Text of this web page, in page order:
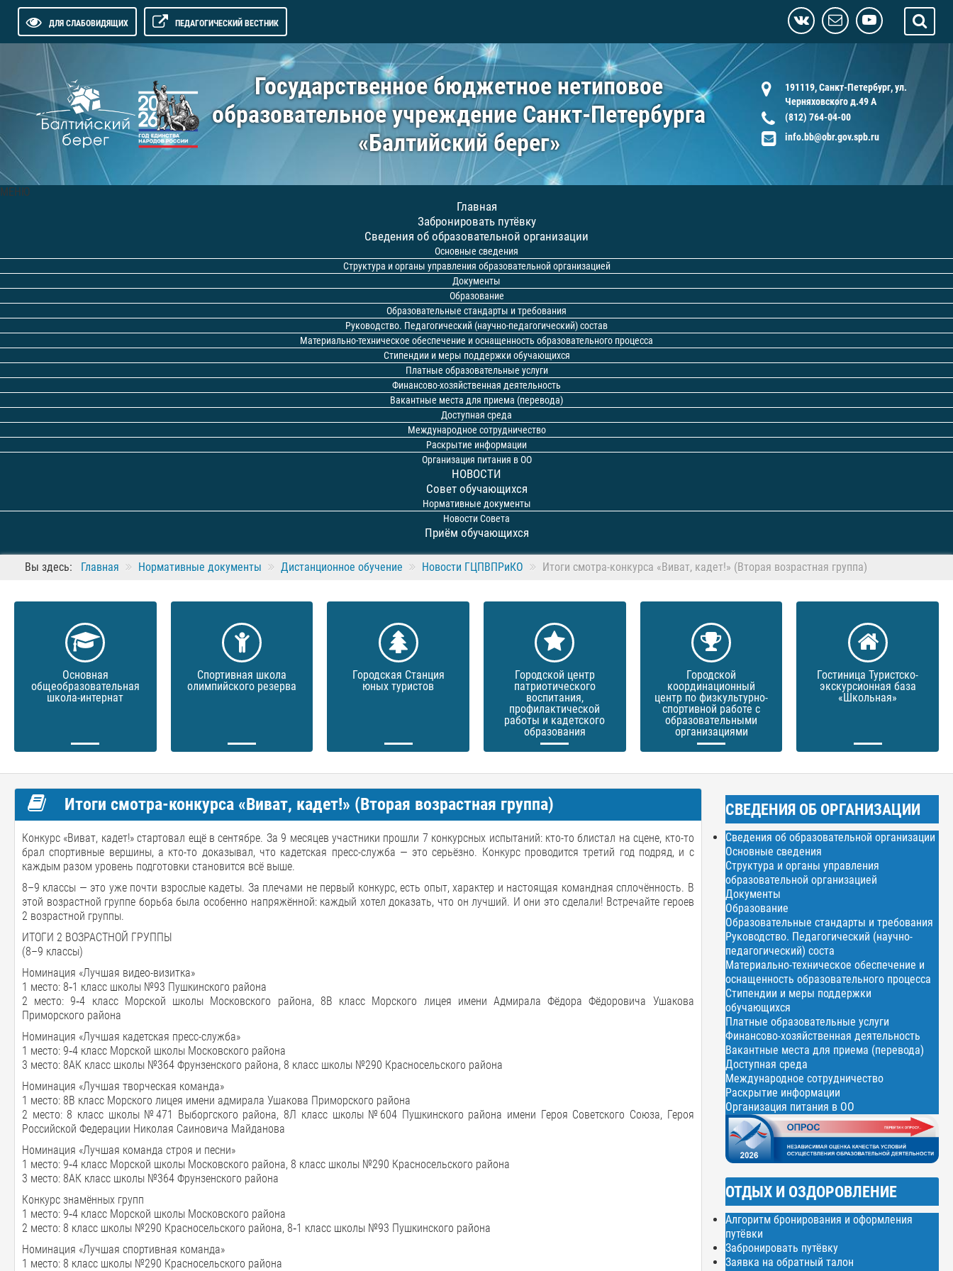
ДЛЯ СЛАБОВИДЯЩИХ ПЕДАГОГИЧЕСКИЙ ВЕСТНИК
Государственное бюджетное нетиповое
образовательное учреждение Санкт-Петербурга
«Балтийский берег»
191119, Санкт-Петербург, ул.
Черняховского д.49 А
(812) 764-04-00
info.bb@obr.gov.spb.ru
МЕНЮ
Главная
Забронировать путёвку
Сведения об образовательной организации
Основные сведения
Структура и органы управления образовательной организацией
Документы
Образование
Образовательные стандарты и требования
Руководство. Педагогический (научно-педагогический) состав
Материально-техническое обеспечение и оснащенность образовательного процесса
Стипендии и меры поддержки обучающихся
Платные образовательные услуги
Финансово-хозяйственная деятельность
Вакантные места для приема (перевода)
Доступная среда
Международное сотрудничество
Раскрытие информации
Организация питания в ОО
НОВОСТИ
Совет обучающихся
Нормативные документы
Новости Совета
Приём обучающихся
Вы здесь: Главная Нормативные документы Дистанционное обучение Новости ГЦПВПРиКО Итоги смотра-конкурса «Виват, кадет!» (Вторая возрастная группа)
Основная
общеобразовательная
школа-интернат
Спортивная школа
олимпийского резерва
Городская Станция
юных туристов
Городской центр
патриотического
воспитания,
профилактической
работы и кадетского
образования
Городской
координационный
центр по физкультурно-
спортивной работе с
образовательными
организациями
Гостиница Туристско-
экскурсионная база
«Школьная»
Итоги смотра-конкурса «Виват, кадет!» (Вторая возрастная группа)
Конкурс «Виват, кадет!» стартовал ещё в сентябре. За 9 месяцев участники прошли 7 конкурсных испытаний: кто-то блистал на сцене, кто-то
брал спортивные вершины, а кто-то доказывал, что кадетская пресс-служба — это серьёзно. Конкурс проводится третий год подряд, и с
каждым разом уровень подготовки становится всё выше.
8–9 классы — это уже почти взрослые кадеты. За плечами не первый конкурс, есть опыт, характер и настоящая командная сплочённость. В
этой возрастной группе борьба была особенно напряжённой: каждый хотел доказать, что он лучший. И они это сделали! Встречайте героев
2 возрастной группы.
ИТОГИ 2 ВОЗРАСТНОЙ ГРУППЫ
(8–9 классы)
Номинация «Лучшая видео-визитка»
1 место: 8‑1 класс школы №93 Пушкинского района
2 место: 9‑4 класс Морской школы Московского района, 8В класс Морского лицея имени Адмирала Фёдора Фёдоровича Ушакова
Приморского района
Номинация «Лучшая кадетская пресс-служба»
1 место: 9‑4 класс Морской школы Московского района
3 место: 8АК класс школы №364 Фрунзенского района, 8 класс школы №290 Красносельского района
Номинация «Лучшая творческая команда»
1 место: 8В класс Морского лицея имени адмирала Ушакова Приморского района
2 место: 8 класс школы №471 Выборгского района, 8Л класс школы №604 Пушкинского района имени Героя Советского Союза, Героя
Российской Федерации Николая Саиновича Майданова
Номинация «Лучшая команда строя и песни»
1 место: 9‑4 класс Морской школы Московского района, 8 класс школы №290 Красносельского района
3 место: 8АК класс школы №364 Фрунзенского района
Конкурс знамённых групп
1 место: 9‑4 класс Морской школы Московского района
2 место: 8 класс школы №290 Красносельского района, 8‑1 класс школы №93 Пушкинского района
Номинация «Лучшая спортивная команда»
1 место: 8 класс школы №290 Красносельского района
СВЕДЕНИЯ ОБ ОРГАНИЗАЦИИ
Сведения об образовательной организации
Основные сведения
Структура и органы управления
образовательной организацией
Документы
Образование
Образовательные стандарты и требования
Руководство. Педагогический (научно-
педагогический) соста
Материально-техническое обеспечение и
оснащенность образовательного процесса
Стипендии и меры поддержки
обучающихся
Платные образовательные услуги
Финансово-хозяйственная деятельность
Вакантные места для приема (перевода)
Доступная среда
Международное сотрудничество
Раскрытие информации
Организация питания в ОО
ОТДЫХ И ОЗДОРОВЛЕНИЕ
Алгоритм бронирования и оформления
путёвки
Забронировать путёвку
Заявка на обратный талон